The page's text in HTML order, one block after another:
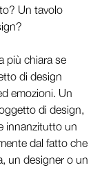
Un tavolo
più chiara se
di design
emozioni. Un
di design,
innanzitutto un
dal fatto che
un designer o un